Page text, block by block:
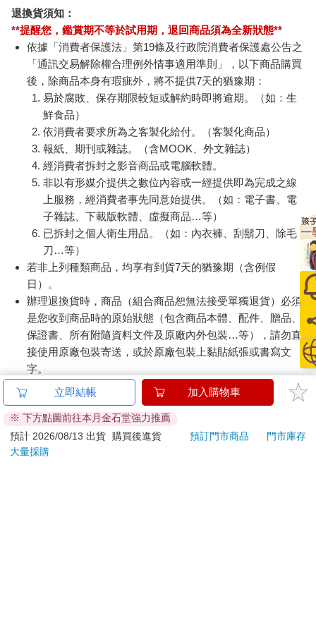
退換貨須知：
**提醒您，鑑賞期不等於試用期，退回商品須為全新狀態**
依據「消費者保護法」第19條及行政院消費者保護處公告之
「通訊交易解除權合理例外情事適用準則」，以下商品購買
後，除商品本身有瑕疵外，將不提供7天的猶豫期：
易於腐敗、保存期限較短或解約時即將逾期。（如：生
鮮食品）
依消費者要求所為之客製化給付。（客製化商品）
報紙、期刊或雜誌。（含MOOK、外文雜誌）
經消費者拆封之影音商品或電腦軟體。
非以有形媒介提供之數位內容或一經提供即為完成之線
上服務，經消費者事先同意始提供。（如：電子書、電
子雜誌、下載版軟體、虛擬商品…等）
已拆封之個人衛生用品。（如：內衣褲、刮鬍刀、除毛
刀…等）
若非上列種類商品，均享有到貨7天的猶豫期（含例假
日）。
辦理退換貨時，商品（組合商品恕無法接受單獨退貨）必須
是您收到商品時的原始狀態（包含商品本體、配件、贈品、
保證書、所有附隨資料文件及原廠內外包裝…等），請勿直
接使用原廠包裝寄送，或於原廠包裝上黏貼紙張或書寫文
字。
退回商品若無法回復原狀，將請您負擔回復原狀所需費用，
嚴重時將影響您的退貨權益。
立即結帳 加入購物車
※ 下方點圖前往本月金石堂強力推薦
預計 2026/08/13 出貨
購買後進貨 預訂門市商品
門市庫存
大量採購